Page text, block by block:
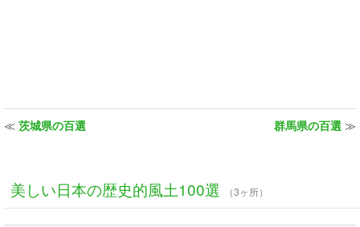
≪ 茨城県の百選 群馬県の百選 ≫
美しい日本の歴史的風土100選 （3ヶ所）